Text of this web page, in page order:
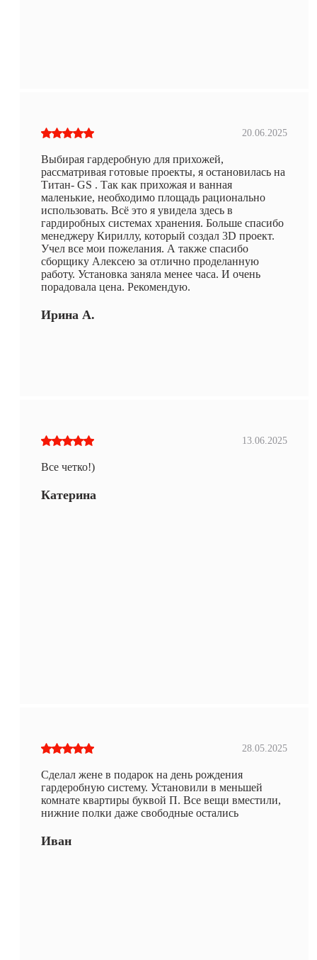
20.06.2025
Выбирая гардеробную для прихожей,
рассматривая готовые проекты, я остановилась на
Титан- GS . Так как прихожая и ванная
маленькие, необходимо площадь рационально
использовать. Всё это я увидела здесь в
гардиробных системах хранения. Больше спасибо
менеджеру Кириллу, который создал 3D проект.
Учел все мои пожелания. А также спасибо
сборщику Алексею за отлично проделанную
работу. Установка заняла менее часа. И очень
порадовала цена. Рекомендую.
Ирина А.
13.06.2025
Все четко!)
Катерина
28.05.2025
Сделал жене в подарок на день рождения
гардеробную систему. Установили в меньшей
комнате квартиры буквой П. Все вещи вместили,
нижние полки даже свободные остались
Иван